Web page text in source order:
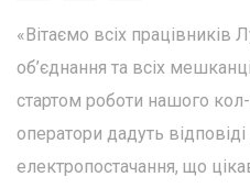
«Вітаємо всіх працівників
об’єднання та всіх
стартом роботи нашого кол-
оператори дадуть
електропостачання, що